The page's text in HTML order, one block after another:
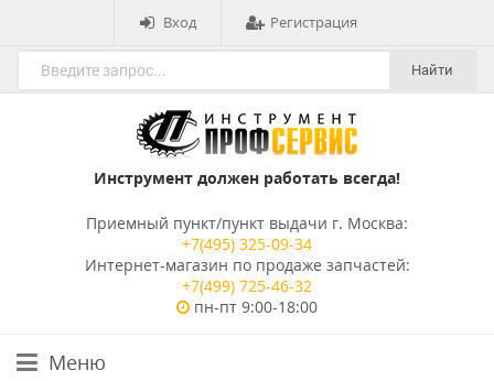
Вход Регистрация
Найти
Инструмент должен работать всегда!
Приемный пункт/пункт выдачи г. Москва:
+7(495) 325-09-34
Интернет-магазин по продаже запчастей:
+7(499) 725-46-32
пн-пт 9:00-18:00
Меню